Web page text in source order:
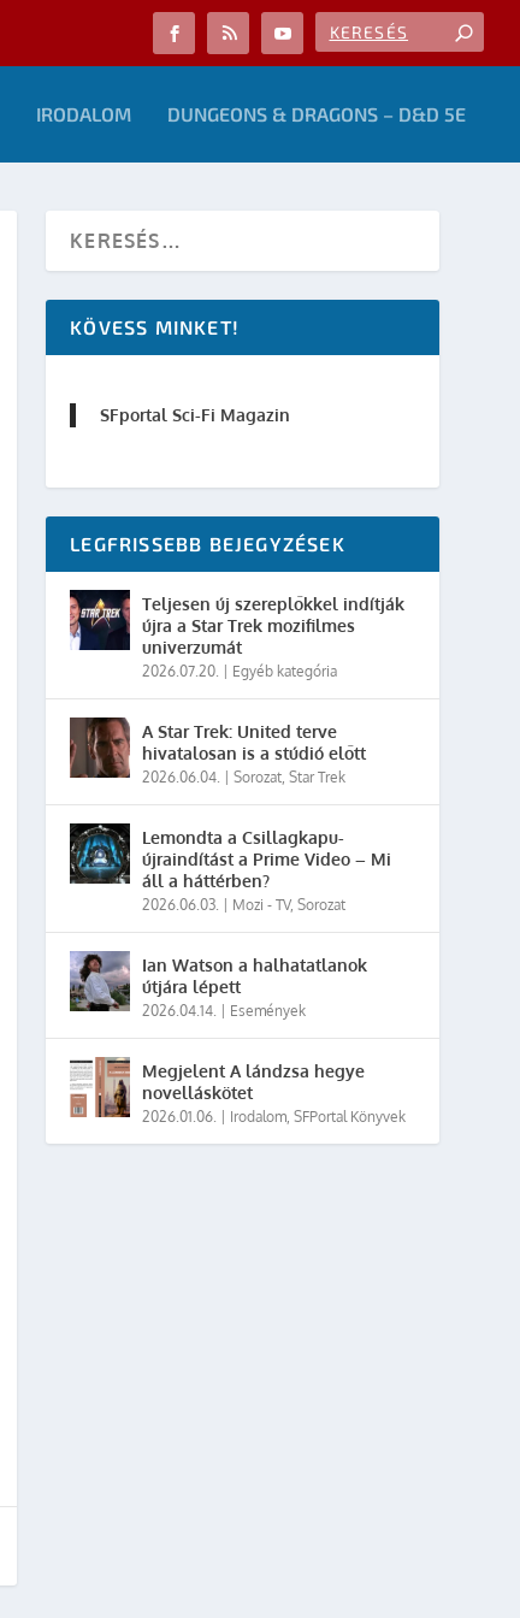
IRODALOM DUNGEONS & DRAGONS – D&D 5E
KÖVESS MINKET!
SFportal Sci-Fi Magazin
LEGFRISSEBB BEJEGYZÉSEK
Teljesen új szereplőkkel indítják
újra a Star Trek mozifilmes
univerzumát
2026.07.20. Egyéb kategória
A Star Trek: United terve
hivatalosan is a stúdió előtt
2026.06.04. |Sorozat,Star Trek
Lemondta a Csillagkapu-
újraindítást a Prime Video – Mi
áll a háttérben?
2026.06.03. Mozi - TV,Sorozat
Ian Watson a halhatatlanok
útjára lépett
2026.04.14. Események
Megjelent A lándzsa hegye
novelláskötet
2026.01.06. Irodalom,SFPortal Könyvek